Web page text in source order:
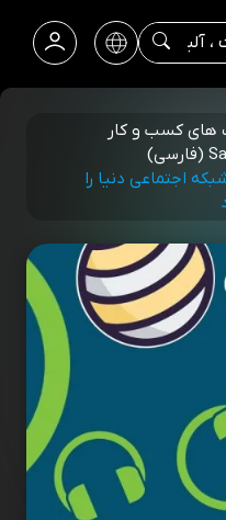
های کسب‌ و کار
اجتماعی دنیا را